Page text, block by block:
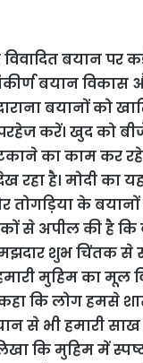
बयान पर कड़ी
बयान विकास
बयानों को
करें। खुद को
का काम कर
रहा है। मोदी का
तोगड़ियाके बयानों
से अपील की है
शुभ चिंतक से
मुहिम का मूल
कि लोग हमसे
से भी हमारी
कि मुहिम में